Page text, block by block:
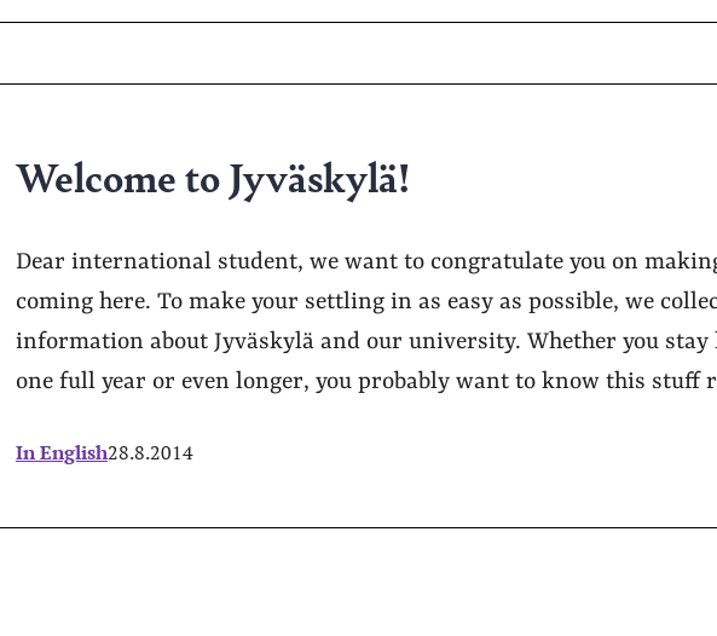
Welcome to Jyväskylä!
Dear international student, we want to congratulate you on
coming here. To make your settling in as easy as possible, we
information about Jyväskylä and our university. Whether you stay
one full year or even longer, you probably want to know this stuff
In English28.8.2014